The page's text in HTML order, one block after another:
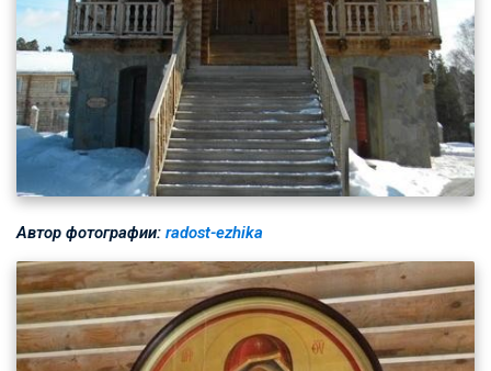
Автор фотографии: radost-ezhika